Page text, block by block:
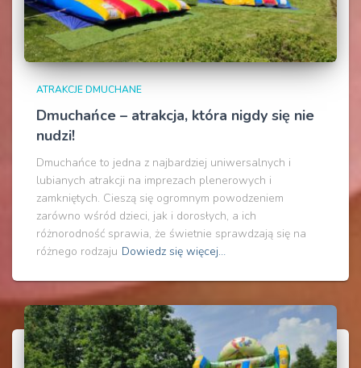
ATRAKCJE DMUCHANE
Dmuchańce – atrakcja, która nigdy się nie
nudzi!
Dmuchańce to jedna z najbardziej uniwersalnych i
lubianych atrakcji na imprezach plenerowych i
zamkniętych. Cieszą się ogromnym powodzeniem
zarówno wśród dzieci, jak i dorosłych, a ich
różnorodność sprawia, że świetnie sprawdzają się na
różnego rodzaju Dowiedz się więcej…